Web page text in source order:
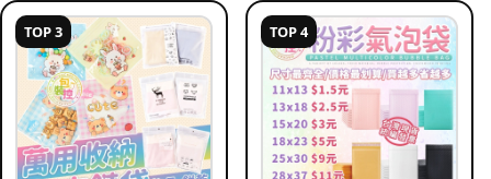
TOP 3 TOP 4